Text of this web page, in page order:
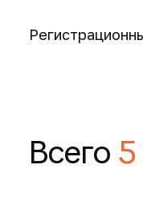
Всего